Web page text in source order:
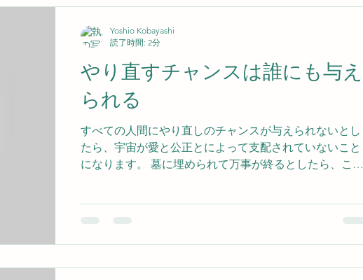
ットヒーラーのSG8（Spiritgift8）です
スピリットヒーリング 妻の他界
やり直すチャンスは誰にも与え
られる
すべての人間にやり直しのチャンスが与えられないとし
たら、宇宙が愛と公正とによって支配されていないこと
になります。 墓に埋められて万事が終るとしたら、この
もが地上の人々にもたらすことの出来る最高の霊的知識
従って苦しい人生を送った人も、失敗の人生を送った人
も、屈辱の人生を送った人も、皆もう一度やり直すこと
Yoshio Kobayashi
読了時間: 2分